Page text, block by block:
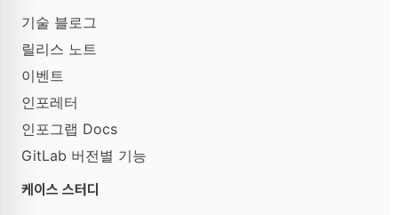
기술 블로그
릴리스 노트
이벤트
인포레터
인포그랩 Docs
GitLab 버전별 기능
케이스 스터디